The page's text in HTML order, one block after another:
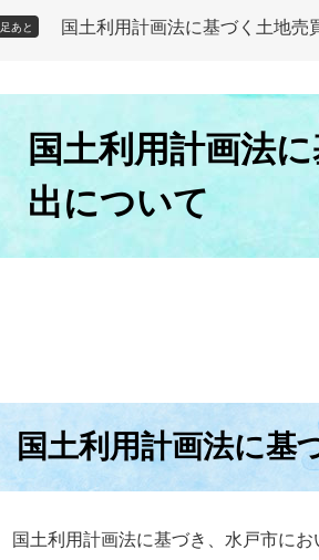
足あと 国土利用計画法に基づく土地売
国土利用計画法
出について
国土利用計画法に基
国土利用計画法に基づき、水戸市にお